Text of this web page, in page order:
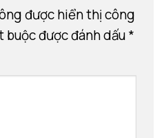
được hiển thị công
được đánh dấu*